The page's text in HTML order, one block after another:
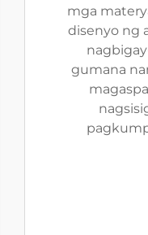
mga
disenyo ng
gumana